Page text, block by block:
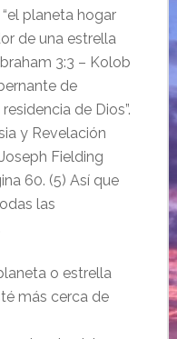
planeta hogar
de una estrella
3:3 – Kolob
de
de Dios”.
y Revelación
Fielding
60. (5) Así que
las
o estrella
más cerca de